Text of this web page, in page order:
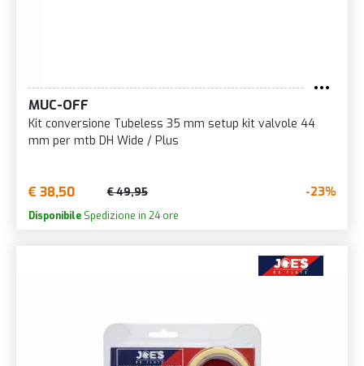
MUC-OFF
Kit conversione Tubeless 35 mm setup kit valvole 44
mm per mtb DH Wide / Plus
€ 38,50 € 49,95 -23%
Disponibile Spedizione in 24 ore